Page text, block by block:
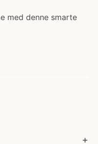
med denne smarte